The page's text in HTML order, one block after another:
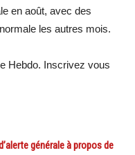
en août, avec des
les autres mois.
Hebdo. Inscrivez vous
générale à propos de